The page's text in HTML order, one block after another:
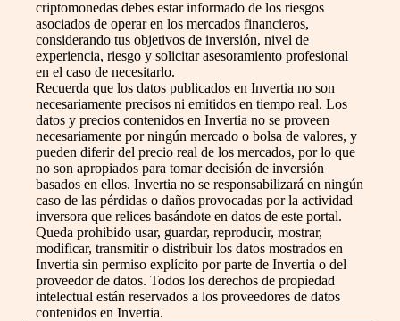
criptomonedas debes estar informado de los riesgos
asociados de operar en los mercados financieros,
considerando tus objetivos de inversión, nivel de
experiencia, riesgo y solicitar asesoramiento profesional
en el caso de necesitarlo.
Recuerda que los datos publicados en Invertia no son
necesariamente precisos ni emitidos en tiempo real. Los
datos y precios contenidos en Invertia no se proveen
necesariamente por ningún mercado o bolsa de valores, y
pueden diferir del precio real de los mercados, por lo que
no son apropiados para tomar decisión de inversión
basados en ellos. Invertia no se responsabilizará en ningún
caso de las pérdidas o daños provocadas por la actividad
inversora que relices basándote en datos de este portal.
Queda prohibido usar, guardar, reproducir, mostrar,
modificar, transmitir o distribuir los datos mostrados en
Invertia sin permiso explícito por parte de Invertia o del
proveedor de datos. Todos los derechos de propiedad
intelectual están reservados a los proveedores de datos
contenidos en Invertia.